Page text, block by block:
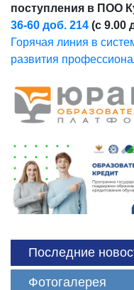
поступления в ПОО
36-60 доб. 214 (с 9.00
Горячая линия в
развития
Последние
Фотогалерея